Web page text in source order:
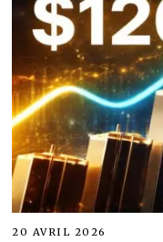
20 AVRIL 2026